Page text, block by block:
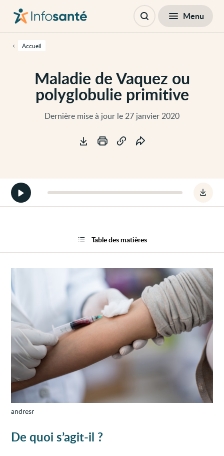
contenu
cette
navigationMaladie de Vaquez ou
polyglobulie primitive
Dernière mise à jour le 27 janvier 2020
Accueil
principale
Ouvrir Menu
le
ou
Démarrer
la
version
andresr
De quoi s’agit-il ?
Table des matières
Table des matières Fermer